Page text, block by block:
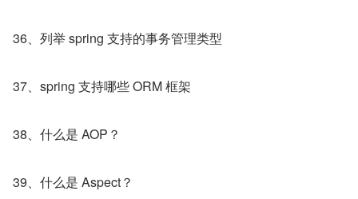
36、列举 spring 支持的事务管理类型
37、spring 支持哪些 ORM 框架
38、什么是 AOP？
39、什么是 Aspect？